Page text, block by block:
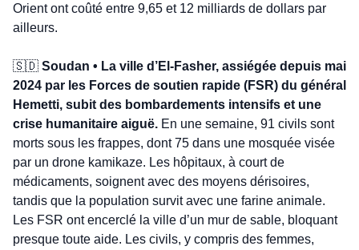
Orient ont coûté entre 9,65 et 12 milliards de dollars par
ailleurs.
🇸🇩 Soudan • La ville d’El-Fasher, assiégée depuis mai
2024 par les Forces de soutien rapide (FSR) du général
Hemetti, subit des bombardements intensifs et une
crise humanitaire aiguë. En une semaine, 91 civils sont
morts sous les frappes, dont 75 dans une mosquée visée
par un drone kamikaze. Les hôpitaux, à court de
médicaments, soignent avec des moyens dérisoires,
tandis que la population survit avec une farine animale.
Les FSR ont encerclé la ville d’un mur de sable, bloquant
presque toute aide. Les civils, y compris des femmes,